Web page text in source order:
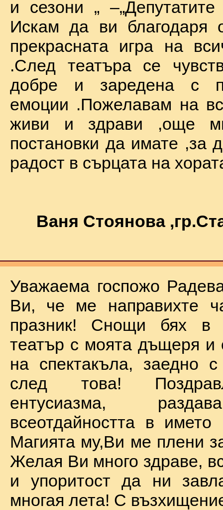
и сезони „
Искам да ви благодаря
прекрасната игра на
.След театъра се
добре и заредена с
емоции .Пожелавам на
живи и здрави ,още
постановки да имате ,за
радост в сърцата на
Ваня Стоянова
Уважаема госпожо
Ви, че ме направихте
празник! Снощи бях в
театър с моята дъщеря и
на спектакъла, заедно с
след това!
ентусиазма,
всеотдайността в името
Магията му,Ви ме плени
Желая Ви много здраве,
и упоритост да ни
многая лета! С